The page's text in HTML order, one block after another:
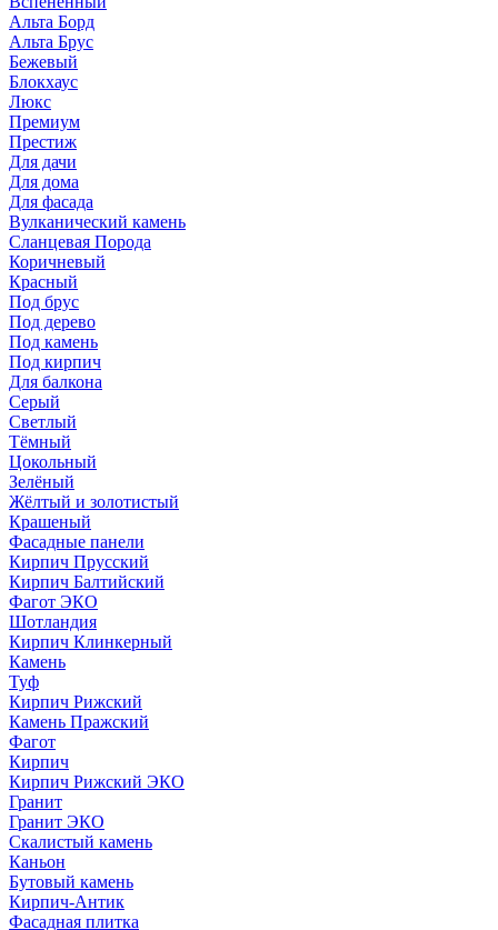
Альта Борд
Альта Брус
Бежевый
Блокхаус
Люкс
Премиум
Престиж
Для дачи
Для дома
Для фасада
Вулканический камень
Сланцевая Порода
Коричневый
Красный
Под брус
Под дерево
Под камень
Под кирпич
Для балкона
Серый
Светлый
Тёмный
Цокольный
Зелёный
Жёлтый и золотистый
Крашеный
Фасадные панели
Кирпич Прусский
Кирпич Балтийский
Фагот ЭКО
Шотландия
Кирпич Клинкерный
Камень
Туф
Кирпич Рижский
Камень Пражский
Фагот
Кирпич
Кирпич Рижский ЭКО
Гранит
Гранит ЭКО
Скалистый камень
Каньон
Бутовый камень
Кирпич-Антик
Фасадная плитка